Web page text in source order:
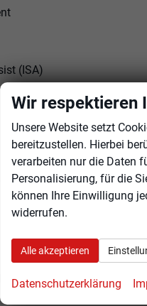
(ISA)
automatisch
Wir respektieren
Unsere Website setzt
bereitzustellen. Hierbei
verarbeiten nur die Daten
Personalisierung, für die
können Ihre Einwilligung
widerrufen.
Alle akzeptieren
Datenschutzerklärung